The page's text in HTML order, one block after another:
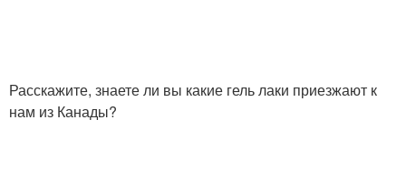
Расскажите, знаете ли вы какие гель лаки приезжают к
нам из Канады?